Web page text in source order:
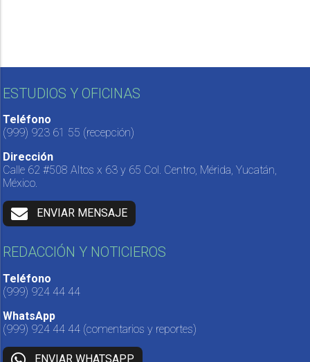
ESTUDIOS Y OFICINAS
Teléfono
(999) 923 61 55 (recepción)
Dirección
Calle 62 #508 Altos x 63 y 65 Col. Centro, Mérida, Yucatán,
México.
ENVIAR MENSAJE
REDACCIÓN Y NOTICIEROS
Teléfono
(999) 924 44 44
WhatsApp
(999) 924 44 44 (comentarios y reportes)
ENVIAR WHATSAPP